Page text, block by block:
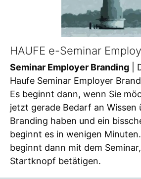
HAUFE e-Seminar
Seminar Employer Branding |
Haufe Seminar Employer
Es beginnt dann, wenn Sie
jetzt gerade Bedarf an Wissen
Branding haben und ein
beginnt es in wenigen
beginnt dann mit dem
Startknopf betätigen.